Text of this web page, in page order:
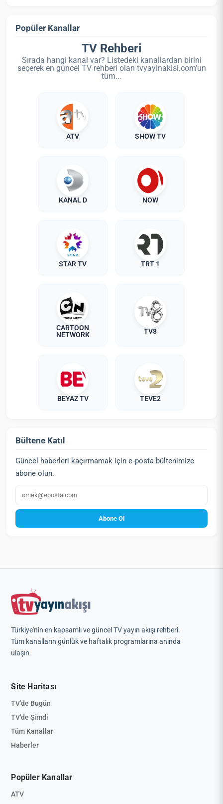
Popüler Kanallar
TV Rehberi
Sırada hangi kanal var? Listedeki kanallardan birini
seçerek en güncel TV rehberi olan tvyayinakisi.com'un
tüm...
ATV SHOW TV
KANAL D NOW
STAR TV TRT 1
CARTOON
NETWORK
TV8
BEYAZ TV TEVE2
Bültene Katıl
Güncel haberleri kaçırmamak için e‑posta bültenimize
abone olun.
E‑posta
Abone Ol
Türkiye'nin en kapsamlı ve güncel TV yayın akışı rehberi.
Tüm kanalların günlük ve haftalık programlarına anında
ulaşın.
Site Haritası
TV'de Bugün
TV'de Şimdi
Tüm Kanallar
Haberler
Popüler Kanallar
ATV